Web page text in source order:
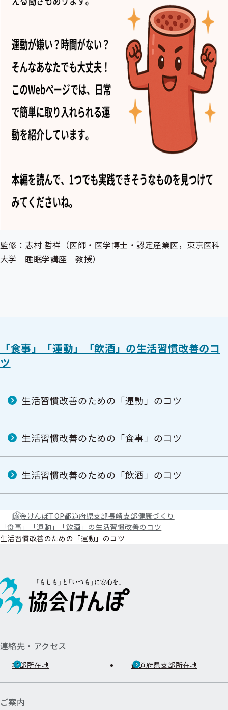
監修：志村 哲祥（医師・医学博士・認定産業医，東京医科
大学 睡眠学講座 教授）
「食事」「運動」「飲酒」の生活習慣改善のコ
ツ
生活習慣改善のための「運動」のコツ
生活習慣改善のための「食事」のコツ
生活習慣改善のための「飲酒」のコツ
協会けんぽTOP都道府県支部長崎支部健康づくり
「食事」「運動」「飲酒」の生活習慣改善のコツ
生活習慣改善のための「運動」のコツ
連絡先・アクセス
本部所在地 都道府県支部所在地
ご案内